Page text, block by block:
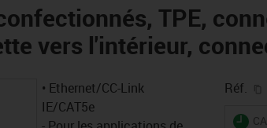
TPE,
vers l'intérieur,
• Ethernet/CC-Link
IE/CAT5e
Réf.